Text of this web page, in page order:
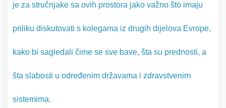
je za stručnjake sa ovih prostora jako važno što imaju
priliku diskutovati s kolegama iz drugih dijelova Evrope,
kako bi sagledali čime se sve bave, šta su prednosti, a
šta slabosti u određenim državama i zdravstvenim
sistemima.